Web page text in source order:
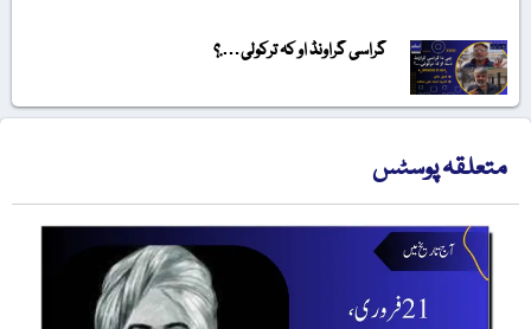
گراسی گراونڈ او کہ ترکولی….؟
متعلقہ پوسٹس